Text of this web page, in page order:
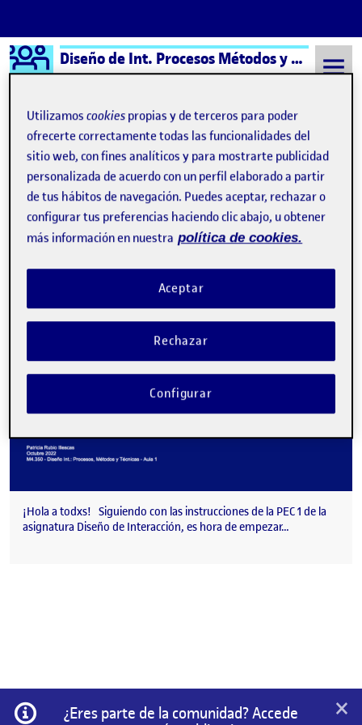
Saltar al contenido
Logo Ágora Diseño de Int. Procesos Métodos y Técnicas
Semestre 20221 - Aula 1 17 Octubre, 2022
17 Octubre, 2022
Publicado por
Patricia Rubio Illescas
Fecha de publicación17 octubre, 2022 10:36 pm
comentario
¡Hola a todxs! Siguiendo con las instrucciones de la PEC 1 de la
asignatura Diseño de Interacción, es hora de empezar…
Información
¿Eres parte de la comunidad? Accede
×
Utilizamoscookies propias y de terceros para poder
ofrecerte correctamente todas las funcionalidades del
sitio web, con fines analíticos y para mostrarte publicidad
personalizada de acuerdo con un perfil elaborado a partir
de tus hábitos de navegación. Puedes aceptar, rechazar o
configurar tus preferencias haciendo clic abajo, u obtener
más información en nuestra política de cookies.
Rechazar
Aceptar
Configurar